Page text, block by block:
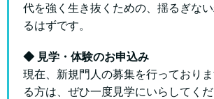
代を強く生き抜くための、揺るぎな
るはずです。
◆ 見学・体験のお申込み
現在、新規門人の募集を行っており
る方は、ぜひ一度見学にいらしてくだ